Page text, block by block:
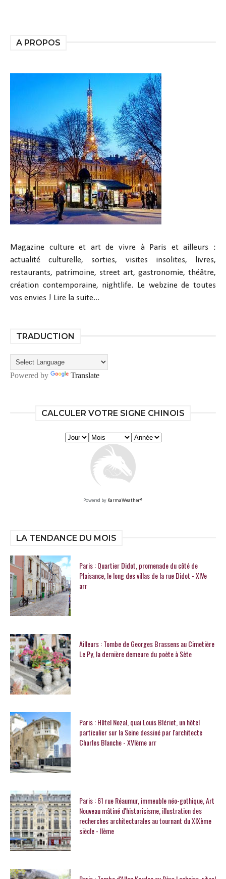
A PROPOS
Magazine culture et art de vivre à Paris et ailleurs :
actualité culturelle, sorties, visites insolites, livres,
restaurants, patrimoine, street art, gastronomie, théâtre,
création contemporaine, nightlife. Le webzine de toutes
vos envies ! Lire la suite...
TRADUCTION
Powered by Translate
CALCULER VOTRE SIGNE CHINOIS
Powered by KarmaWeather®
LA TENDANCE DU MOIS
Paris : Quartier Didot, promenade du côté de
Plaisance, le long des villas de la rue Didot - XIVe
arr
Ailleurs : Tombe de Georges Brassens au Cimetière
Le Py, la dernière demeure du poète à Sète
Paris : Hôtel Nozal, quai Louis Blériot, un hôtel
particulier sur la Seine dessiné par l'architecte
Charles Blanche - XVIème arr
Paris : 61 rue Réaumur, immeuble néo-gothique, Art
Nouveau mâtiné d'historicisme, illustration des
recherches architecturales au tournant du XIXème
siècle - IIème